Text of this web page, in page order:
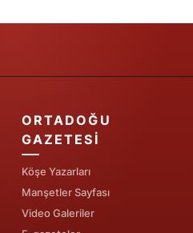
Düzce
ORTADOĞU
GAZETESI
Köşe Yazarları
Manşetler Sayfası
Video Galeriler